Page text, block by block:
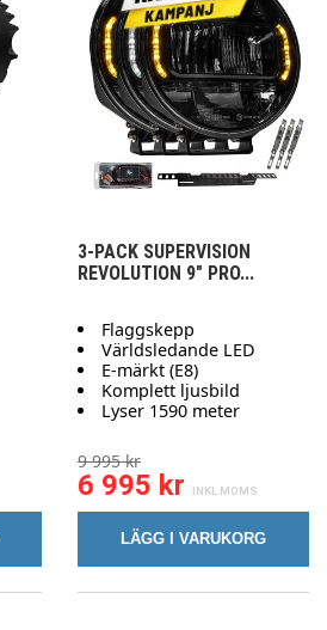
3-PACK SUPERVISION
REVOLUTION 9" PRO...
Flaggskepp
Världsledande LED
E-märkt (E8)
Komplett ljusbild
Lyser 1590 meter
9 995 kr
6 995 kr
LÄGG I VARUKORG